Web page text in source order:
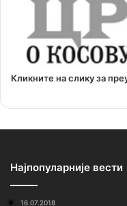
Кликните на слику за
Најпопуларније вести
16.07.2018